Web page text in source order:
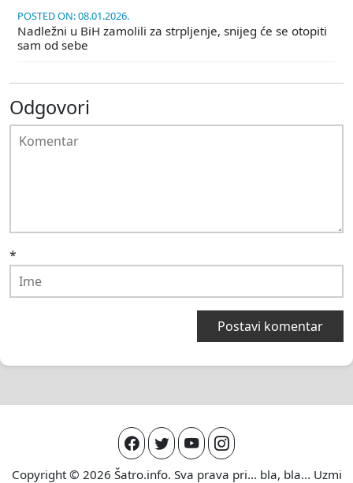
POSTED ON: 08.01.2026.
Nadležni u BiH zamolili za strpljenje, snijeg će se otopiti
sam od sebe
Odgovori
*
Copyright © 2026 Šatro.info. Sva prava pri... bla, bla... Uzmi